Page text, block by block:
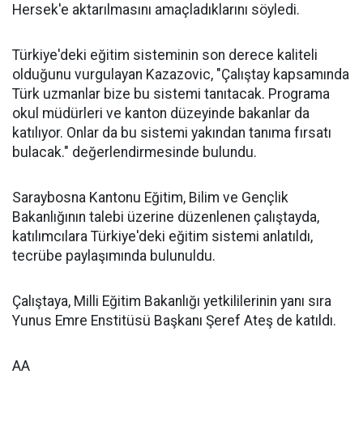
Hersek'e aktarılmasını amaçladıklarını söyledi.
Türkiye'deki eğitim sisteminin son derece kaliteli
olduğunu vurgulayan Kazazovic, "Çalıştay kapsamında
Türk uzmanlar bize bu sistemi tanıtacak. Programa
okul müdürleri ve kanton düzeyinde bakanlar da
katılıyor. Onlar da bu sistemi yakından tanıma fırsatı
bulacak." değerlendirmesinde bulundu.
Saraybosna Kantonu Eğitim, Bilim ve Gençlik
Bakanlığının talebi üzerine düzenlenen çalıştayda,
katılımcılara Türkiye'deki eğitim sistemi anlatıldı,
tecrübe paylaşımında bulunuldu.
Çalıştaya, Milli Eğitim Bakanlığı yetkililerinin yanı sıra
Yunus Emre Enstitüsü Başkanı Şeref Ateş de katıldı.
AA